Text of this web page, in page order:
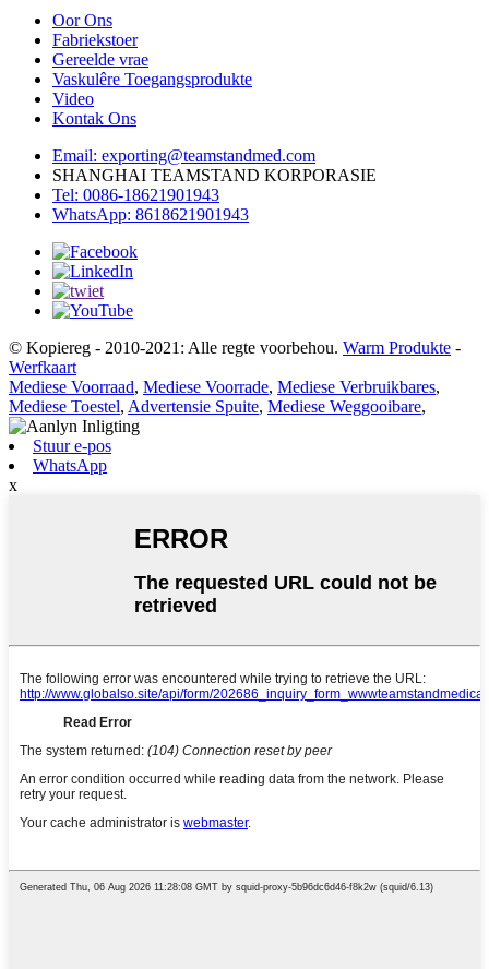
Oor Ons
Fabriekstoer
Gereelde vrae
Vaskulêre Toegangsprodukte
Video
Kontak Ons
Email: exporting@teamstandmed.com
SHANGHAI TEAMSTAND KORPORASIE
Tel: 0086-18621901943
WhatsApp: 8618621901943
© Kopiereg - 2010-2021: Alle regte voorbehou. Warm Produkte -
Werfkaart
Mediese Voorraad, Mediese Voorrade, Mediese Verbruikbares,
Mediese Toestel, Advertensie Spuite, Mediese Weggooibare,
Stuur e-pos
WhatsApp
x